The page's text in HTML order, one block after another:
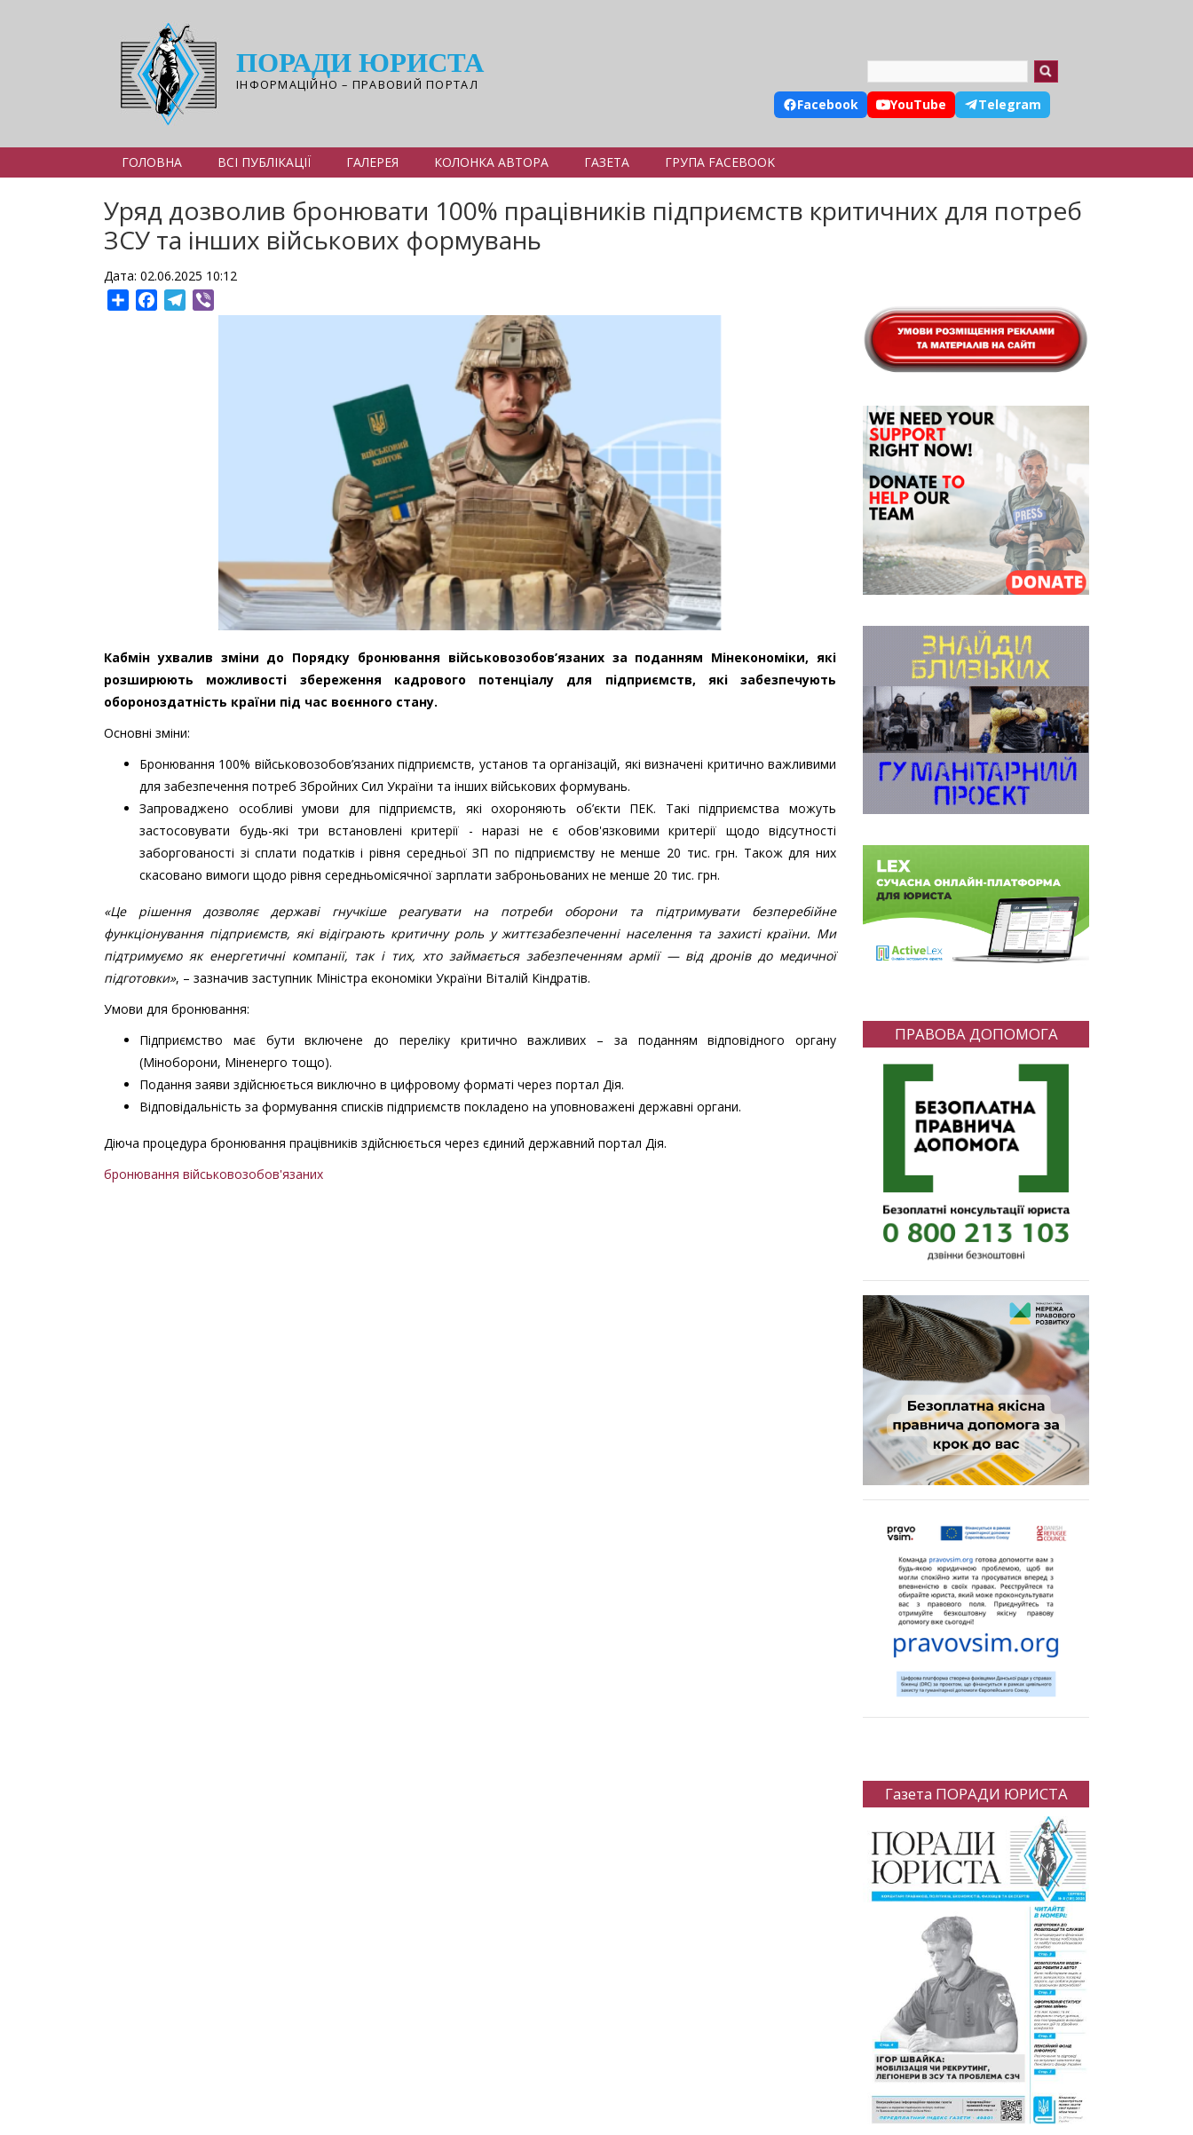
ПОРАДИ ЮРИСТА
ІНФОРМАЦІЙНО – ПРАВОВИЙ ПОРТАЛ
Facebook YouTube Telegram
ГОЛОВНА ВСІ ПУБЛІКАЦІЇ ГАЛЕРЕЯ КОЛОНКА АВТОРА ГАЗЕТА ГРУПА FACEBOOK
Уряд дозволив бронювати 100% працівників підприємств критичних для потреб
ЗСУ та інших військових формувань
Дата: 02.06.2025 10:12
ShareFacebookTelegram
Кабмін ухвалив зміни до Порядку бронювання військовозобов’язаних за поданням Мінекономіки, які
розширюють можливості збереження кадрового потенціалу для підприємств, які забезпечують
обороноздатність країни під час воєнного стану.
Основні зміни:
Бронювання 100% військовозобов’язаних підприємств, установ та організацій, які визначені критично важливими
для забезпечення потреб Збройних Сил України та інших військових формувань.
Запроваджено особливі умови для підприємств, які охороняють об’єкти ПЕК. Такі підприємства можуть
застосовувати будь-які три встановлені критерії - наразі не є обов'язковими критерії щодо відсутності
заборгованості зі сплати податків і рівня середньої ЗП по підприємству не менше 20 тис. грн. Також для них
скасовано вимоги щодо рівня середньомісячної зарплати заброньованих не менше 20 тис. грн.
«Це рішення дозволяє державі гнучкіше реагувати на потреби оборони та підтримувати безперебійне
функціонування підприємств, які відіграють критичну роль у життєзабезпеченні населення та захисті країни. Ми
підтримуємо як енергетичні компанії, так і тих, хто займається забезпеченням армії — від дронів до медичної
підготовки», – зазначив заступник Міністра економіки України Віталій Кіндратів.
Умови для бронювання:
Підприємство має бути включене до переліку критично важливих – за поданням відповідного органу
(Міноборони, Міненерго тощо).
Подання заяви здійснюється виключно в цифровому форматі через портал Дія.
Відповідальність за формування списків підприємств покладено на уповноважені державні органи.
Діюча процедура бронювання працівників здійснюється через єдиний державний портал Дія.
бронювання військовозобов'язаних
ПРАВОВА ДОПОМОГА
Газета ПОРАДИ ЮРИСТА